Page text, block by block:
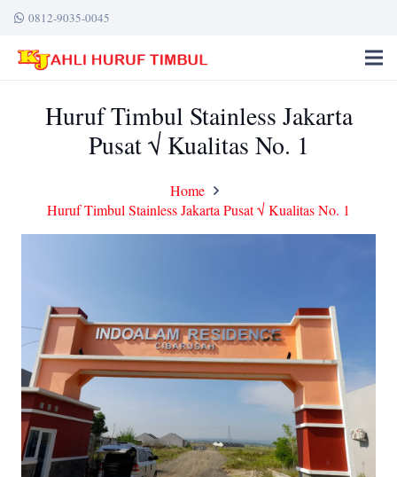
0812-9035-0045
Huruf Timbul Stainless Jakarta
Pusat √ Kualitas No. 1
Home
Huruf Timbul Stainless Jakarta Pusat √ Kualitas No. 1